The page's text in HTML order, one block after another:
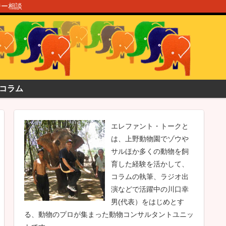
相談
ラム
エレファント・トークと
は、上野動物園でゾウや
サルほか多くの動物を飼
育した経験を活かして、
コラムの執筆、ラジオ出
演などで活躍中の川口幸
男(代表）をはじめとす
る、動物のプロが集まった動物コンサルタントユニッ